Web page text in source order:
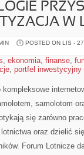
W
POSTED ON LIS -
, ekonomia, finanse,
, portfel inwestycyjny
kompleksowe
samolotom
się zarówno
oraz dzielić
Forum Lotnicze